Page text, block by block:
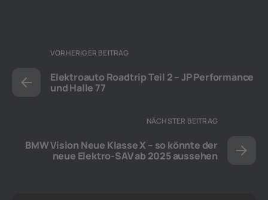
VORHERIGER BEITRAG
Elektroauto Roadtrip Teil 2 – JP Performance
und Halle 77
NÄCHSTER BEITRAG
BMW Vision Neue Klasse X – so könnte der
neue Elektro-SAV ab 2025 aussehen